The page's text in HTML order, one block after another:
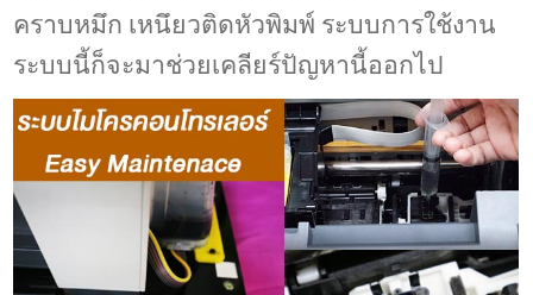
คราบหมึก เหนึยวติดหัวพิมพ์ ระบบการใช้งาน
ระบบนี้ก็จะมาช่วยเคลียร์ปัญหานี้ออกไป